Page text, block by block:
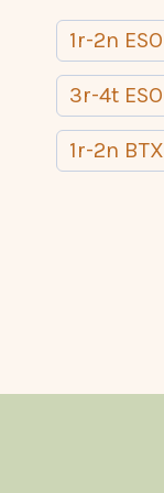
1r-2n ESO
3r-4t ESO
1r-2n BTX